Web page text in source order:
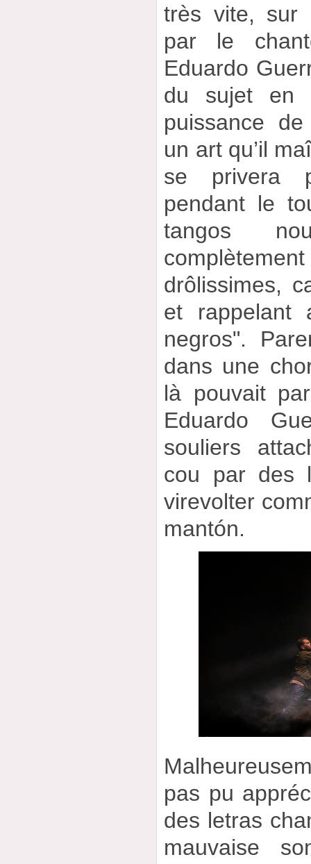
très vite, sur
par le
Eduardo
du sujet en
puissance
un art qu’il
se privera
pendant le
tangos
drôlissimes,
et rappelant
negros".
dans une
là pouvait
Eduardo
souliers
cou par des
virevolter
mantón.
pas pu
des letras
mauvaise